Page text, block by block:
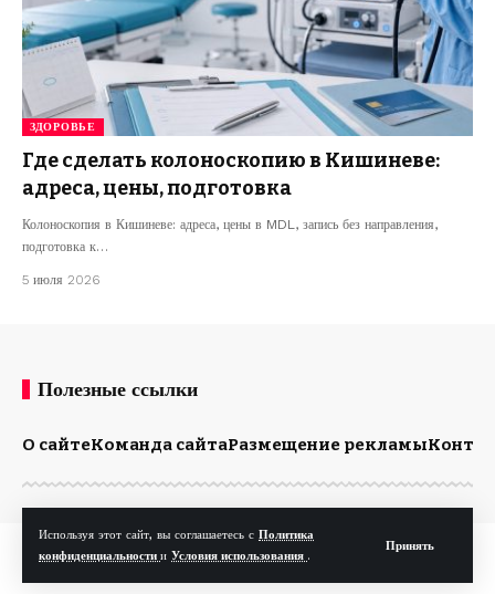
Используя этот сайт, вы соглашаетесь с Политика
конфиденциальности и Условия использования .
Принять
ЗДОРОВЬЕ
Где сделать колоноскопию в Кишиневе:
адреса, цены, подготовка
Колоноскопия в Кишиневе: адреса, цены в MDL, запись без направления,
подготовка к…
5 июля 2026
Полезные ссылки
О сайтеКоманда сайтаРазмещение рекламы
© Kp.md. Все права защищены.